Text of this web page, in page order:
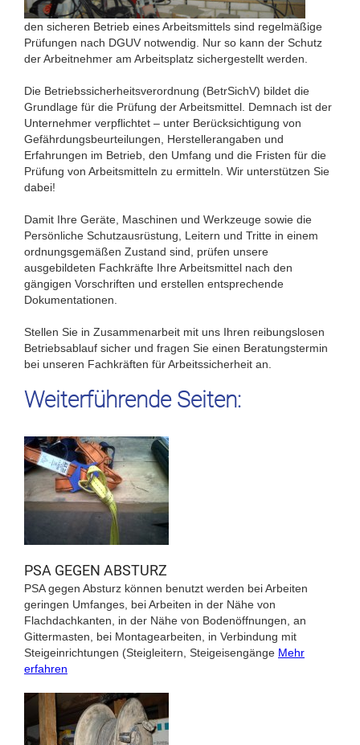
den sicheren Betrieb eines Arbeitsmittels sind regelmäßige
Prüfungen nach DGUV notwendig. Nur so kann der Schutz
der Arbeitnehmer am Arbeitsplatz sichergestellt werden.
Die Betriebssicherheitsverordnung (BetrSichV) bildet die
Grundlage für die Prüfung der Arbeitsmittel. Demnach ist der
Unternehmer verpflichtet – unter Berücksichtigung von
Gefährdungsbeurteilungen, Herstellerangaben und
Erfahrungen im Betrieb, den Umfang und die Fristen für die
Prüfung von Arbeitsmitteln zu ermitteln. Wir unterstützen Sie
dabei!
Damit Ihre Geräte, Maschinen und Werkzeuge sowie die
Persönliche Schutzausrüstung, Leitern und Tritte in einem
ordnungsgemäßen Zustand sind, prüfen unsere
ausgebildeten Fachkräfte Ihre Arbeitsmittel nach den
gängigen Vorschriften und erstellen entsprechende
Dokumentationen.
Stellen Sie in Zusammenarbeit mit uns Ihren reibungslosen
Betriebsablauf sicher und fragen Sie einen Beratungstermin
bei unseren Fachkräften für Arbeitssicherheit an.
Weiterführende Seiten:
PSA GEGEN ABSTURZ
PSA gegen Absturz können benutzt werden bei Arbeiten
geringen Umfanges, bei Arbeiten in der Nähe von
Flachdachkanten, in der Nähe von Bodenöffnungen, an
Gittermasten, bei Montagearbeiten, in Verbindung mit
Steigeinrichtungen (Steigleitern, Steigeisengänge Mehr
erfahren